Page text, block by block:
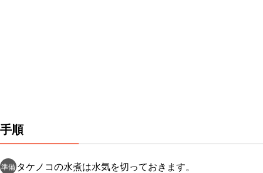
手順
準備 タケノコの水煮は水気を切っておきます。